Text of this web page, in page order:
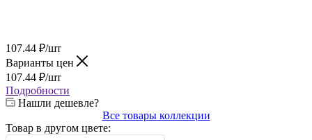
107.44 ₽/шт
Варианты цен
107.44 ₽/шт
Подробности
Нашли дешевле?
Все товары коллекции
Товар в другом цвете: